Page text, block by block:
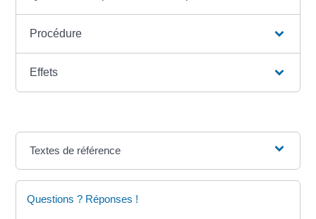
Procédure
Effets
Textes de référence
Questions ? Réponses !